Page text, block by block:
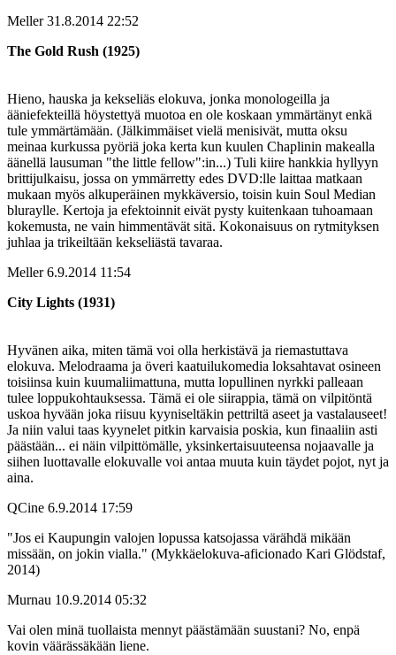
Meller 31.8.2014 22:52
The Gold Rush (1925)
Hieno, hauska ja kekseliäs elokuva, jonka monologeilla ja
ääniefekteillä höystettyä muotoa en ole koskaan ymmärtänyt enkä
tule ymmärtämään. (Jälkimmäiset vielä menisivät, mutta oksu
meinaa kurkussa pyöriä joka kerta kun kuulen Chaplinin makealla
äänellä lausuman "the little fellow":in...) Tuli kiire hankkia hyllyyn
brittijulkaisu, jossa on ymmärretty edes DVD:lle laittaa matkaan
mukaan myös alkuperäinen mykkäversio, toisin kuin Soul Median
bluraylle. Kertoja ja efektoinnit eivät pysty kuitenkaan tuhoamaan
kokemusta, ne vain himmentävät sitä. Kokonaisuus on rytmityksen
juhlaa ja trikeiltään kekseliästä tavaraa.
Meller 6.9.2014 11:54
City Lights (1931)
Hyvänen aika, miten tämä voi olla herkistävä ja riemastuttava
elokuva. Melodraama ja överi kaatuilukomedia loksahtavat osineen
toisiinsa kuin kuumaliimattuna, mutta lopullinen nyrkki palleaan
tulee loppukohtauksessa. Tämä ei ole siirappia, tämä on vilpitöntä
uskoa hyvään joka riisuu kyyniseltäkin pettriltä aseet ja vastalauseet!
Ja niin valui taas kyynelet pitkin karvaisia poskia, kun finaaliin asti
päästään... ei näin vilpittömälle, yksinkertaisuuteensa nojaavalle ja
siihen luottavalle elokuvalle voi antaa muuta kuin täydet pojot, nyt ja
aina.
QCine 6.9.2014 17:59
"Jos ei Kaupungin valojen lopussa katsojassa värähdä mikään
missään, on jokin vialla." (Mykkäelokuva-aficionado Kari Glödstaf,
2014)
Murnau 10.9.2014 05:32
Vai olen minä tuollaista mennyt päästämään suustani? No, enpä
kovin väärässäkään liene.